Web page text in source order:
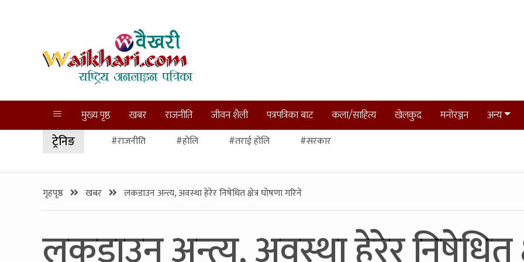
मुख्य पृष्ठ खबर राजनीति जीवन शैली पत्रपत्रिका बाट कला/साहित्य खेलकुद मनोरञ्जन अन्य
ट्रेनिङ #राजनीति #होलि #तराई होलि #सरकार
गृहपृष्ठ खबर लकडाउन अन्त्य, अवस्था हेरेर निषेधित क्षेत्र घोषणा गरिने